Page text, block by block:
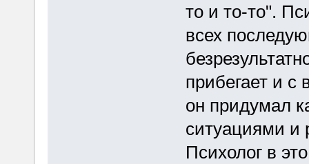
то и то-то".
всех
прибегает и с
он придумал
ситуациями и
Психолог в